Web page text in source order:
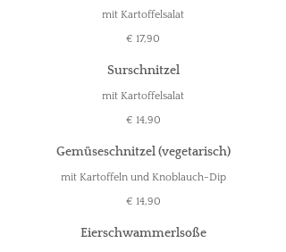
mit Kartoffelsalat
€ 17,90
Surschnitzel
mit Kartoffelsalat
€ 14,90
Gemüseschnitzel (vegetarisch)
mit Kartoffeln und Knoblauch-Dip
€ 14,90
Eierschwammerlsoße